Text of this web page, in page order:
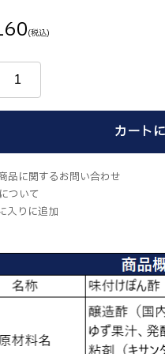
(税込)
カート
品に関するお問い合わせ
ついて
入りに追加